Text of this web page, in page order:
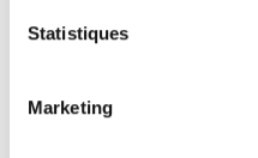
Statistiques
Marketing